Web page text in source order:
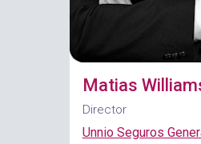
Matias
Director
Unnio Seguros